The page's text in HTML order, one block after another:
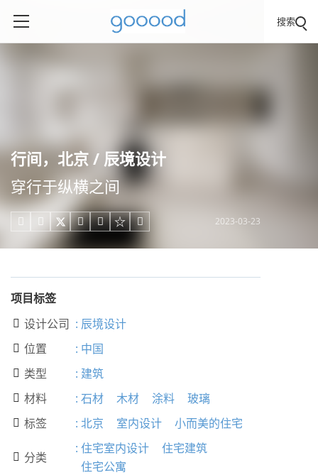
搜索
行间，北京 / 辰境设计
穿行于纵横之间
     2023-03-23
项目标签
 设计公司 : 辰境设计
 位置 : 中国
 类型 : 建筑
 材料 : 石材 木材 涂料 玻璃
 标签 : 北京 室内设计 小而美的住宅
 分类
: 住宅室内设计
住宅建筑
住宅公寓